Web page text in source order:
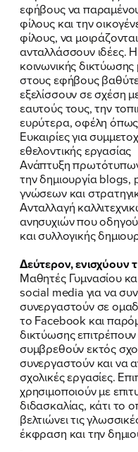
ΠΟΙΑ
ΕΡΓΟ
ΝΕΑ
ΕΛΑ ΚΙ
FB IN TW
εφήβους να
φίλους και την
φίλους, να
ανταλλάσσουν ιδέες.
κοινωνικής
στους εφήβους
εξελίσσουν σε σχέση
εαυτούς τους, την
ευρύτερα, οφέλη
Ευκαιρίες για
εθελοντικής εργασίας
Ανάπτυξη
την δημιουργία blogs,
γνώσεων και
Ανταλλαγή
ανησυχιών που
και συλλογικής
Δεύτερον, ενισχύουν
Μαθητές Γυμνασίου
social media για να
συνεργαστούν σε
το Facebook και
δικτύωσης
συμβρεθούν εκτός
συνεργαστούν και να
σχολικές εργασίες.
χρησιμοποιούν με
διδασκαλίας, κάτι το
βελτιώνει τις
έκφραση και την